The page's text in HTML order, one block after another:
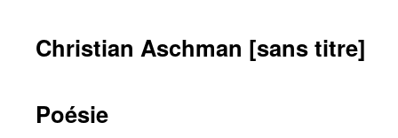
Christian Aschman [sans titre]
Poésie